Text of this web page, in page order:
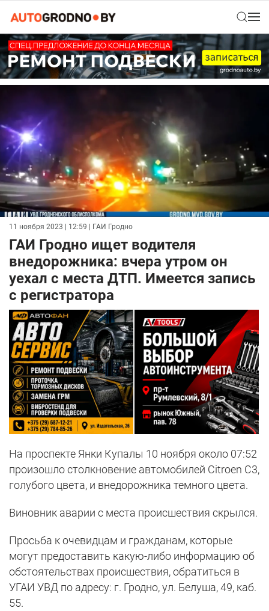
11 ноября 2023 | 12:59 | ГАИ Гродно
ГАИ Гродно ищет водителя
внедорожника: вчера утром он
уехал с места ДТП. Имеется запись
с регистратора
На проспекте Янки Купалы 10 ноября около 07:52
произошло столкновение автомобилей Citroen С3,
голубого цвета, и внедорожника темного цвета.
Виновник аварии с места происшествия скрылся.
Просьба к очевидцам и гражданам, которые
могут предоставить какую-либо информацию об
обстоятельствах происшествия, обратиться в
УГАИ УВД по адресу: г. Гродно, ул. Белуша, 49, каб.
55.